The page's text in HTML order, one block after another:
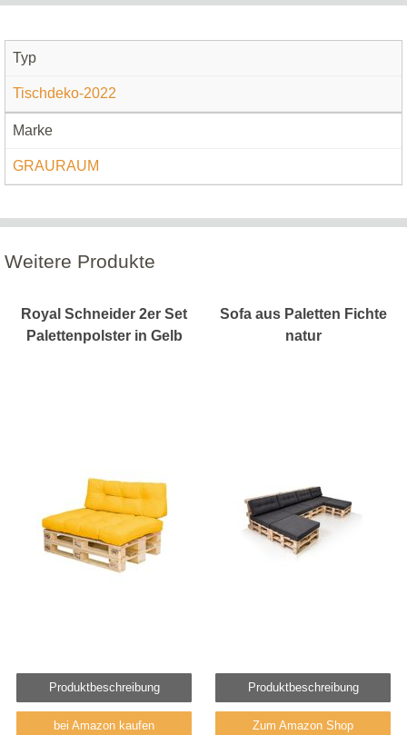
Typ
Tischdeko-2022
Marke
GRAURAUM
Weitere Produkte
Royal Schneider 2er Set
Palettenpolster in Gelb
Produktbeschreibung
bei Amazon kaufen
Sofa aus Paletten Fichte
natur
Produktbeschreibung
Zum Amazon Shop